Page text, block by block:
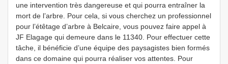
une intervention très dangereuse et qui pourra entraîner la
mort de l’arbre. Pour cela, si vous cherchez un professionnel
pour l’étêtage d’arbre à Belcaire, vous pouvez faire appel à
JF Elagage qui demeure dans le 11340. Pour effectuer cette
tâche, il bénéficie d’une équipe des paysagistes bien formés
dans ce domaine qui pourra réaliser vos attentes. Pour